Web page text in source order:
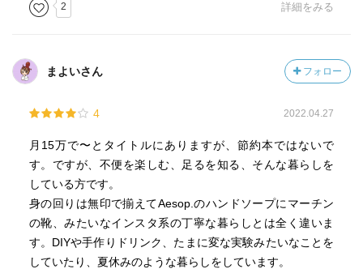
2 詳細をみる
まよいさん フォロー
4 2022.04.27
月15万で〜とタイトルにありますが、節約本ではないで
す。ですが、不便を楽しむ、足るを知る、そんな暮らしを
している方です。
身の回りは無印で揃えてAesop.のハンドソープにマーチン
の靴、みたいなインスタ系の丁寧な暮らしとは全く違いま
す。DIYや手作りドリンク、たまに変な実験みたいなことを
していたり、夏休みのような暮らしをしています。